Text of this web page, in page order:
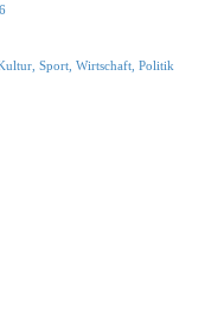
Sport, Wirtschaft, Politik